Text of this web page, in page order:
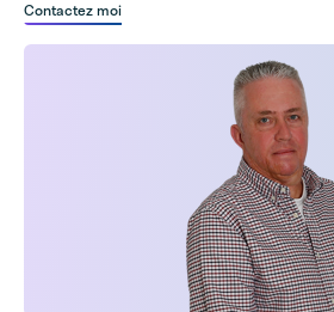
Contactez moi